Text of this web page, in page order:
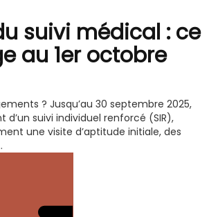
suivi médical : ce
au 1er octobre
? Jusqu’au 30 septembre 2025,
d’un suivi individuel renforcé (SIR),
une visite d’aptitude initiale, des